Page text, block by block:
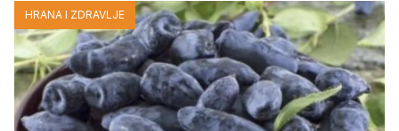
HRANA I ZDRAVLJE